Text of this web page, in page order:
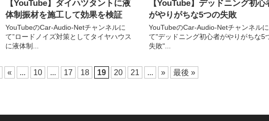
【YouTube】ダイハツタントに液
体制振材を施工して効果を検証
YouTubeのCar-Audio-Netチャンネルに
て”ロードノイズ対策としてタイヤハウス
に液体制...
【YouTube】デッドニング初心
がやりがちな5つの失敗
YouTubeのCar-Audio-Netチャンネルに
て"デッドニング初心者がやりがちな5
失敗"...
« ... 10 ... 17 18 19 20 21 ... » 最後 »